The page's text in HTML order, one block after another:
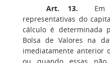
Art. 13. Em
representativas do
cálculo é determinada
Bolsa de Valores na
imediatamente anterior